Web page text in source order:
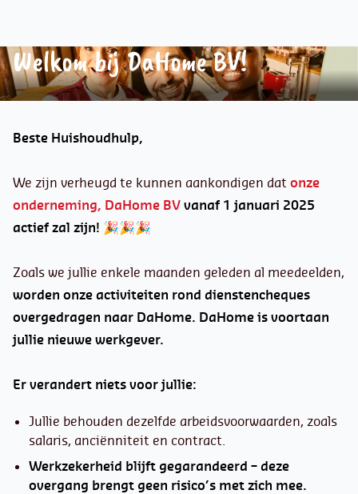
Welkom bij DaHome BV!
Beste Huishoudhulp,
We zijn verheugd te kunnen aankondigen dat onze
onderneming, DaHome BV vanaf 1 januari 2025
actief zal zijn! 🎉🎉🎉
Zoals we jullie enkele maanden geleden al meedeelden,
worden onze activiteiten rond dienstencheques
overgedragen naar DaHome. DaHome is voortaan
jullie nieuwe werkgever.
Er verandert niets voor jullie:
Jullie behouden dezelfde arbeidsvoorwaarden, zoals
salaris, anciënniteit en contract.
Werkzekerheid blijft gegarandeerd – deze
overgang brengt geen risico’s met zich mee.